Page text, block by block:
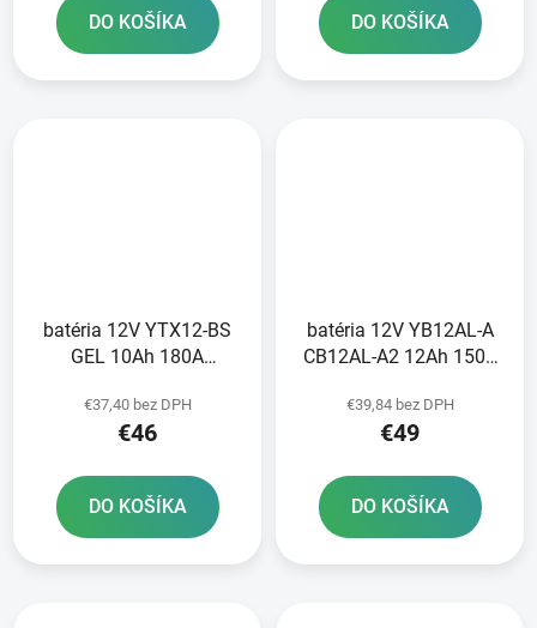
DO KOŠÍKA DO KOŠÍKA
batéria 12V YTX12-BS
GEL 10Ah 180A
technológia 150x87x130
A-TECH aktivovaná z
€37,40 bez DPH
€46
DO KOŠÍKA
batéria 12V YB12AL-A
CB12AL-A2 12Ah 150A
aktivovaná z výroby
€39,84 bez DPH
€49
DO KOŠÍKA